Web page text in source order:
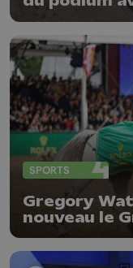
SPORTS
Gregory
nouveau le